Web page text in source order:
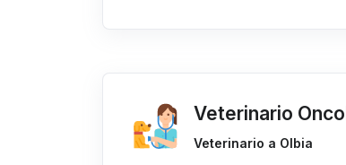
Veterinario
Veterinario a Olbia